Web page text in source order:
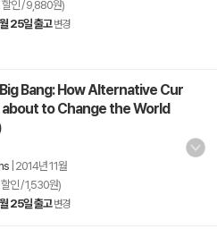
할인 / 9,880원)
25일 출고 변경
Bang: How Alternative Cur
to Change the World
2014년 11월
인 / 1,530원)
25일 출고 변경